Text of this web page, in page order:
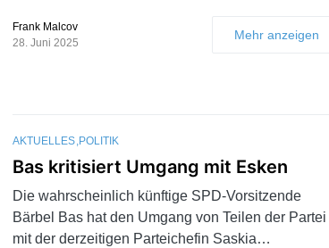
Frank Malcov
28. Juni 2025
Mehr anzeigen
AKTUELLES POLITIK
Bas kritisiert Umgang mit Esken
Die wahrscheinlich künftige SPD-Vorsitzende
Bärbel Bas hat den Umgang von Teilen der Partei
mit der derzeitigen Parteichefin Saskia…